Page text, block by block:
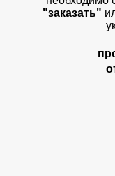
"заказать"